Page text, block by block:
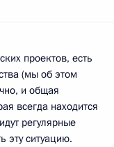
проектов, есть
(мы об этом
и общая
всегда находится
регулярные
эту ситуацию.